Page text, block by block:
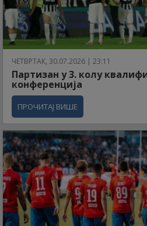
ЧЕТВРТАК, 30.07.2026 | 23:11
Партизан у 3. колу
конференција
ПРОЧИТАЈ ВИШЕ